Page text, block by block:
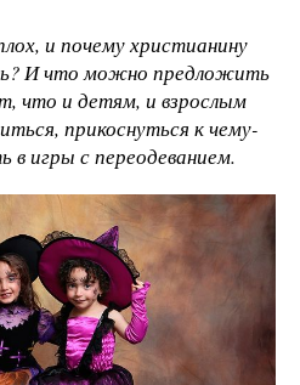
и почему христианину
И что можно предложить
что и детям, и взрослым
прикоснуться к чему-
игры с переодеванием.